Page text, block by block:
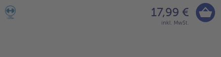
17,99 €
inkl. MwSt.